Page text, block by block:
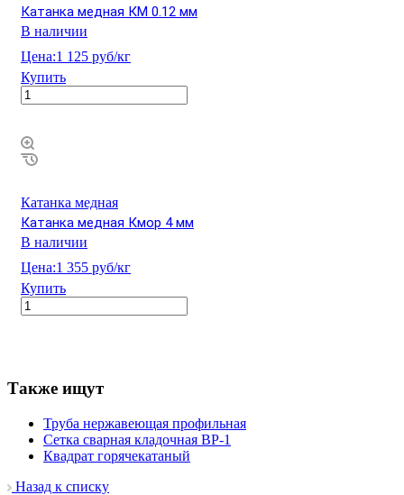
Катанка медная КМ 0.12 мм
В наличии
Цена:1 125 руб/кг
Купить
Катанка медная
Катанка медная Кмор 4 мм
В наличии
Цена:1 355 руб/кг
Купить
Также ищут
Труба нержавеющая профильная
Сетка сварная кладочная ВР-1
Квадрат горячекатаный
Назад к списку